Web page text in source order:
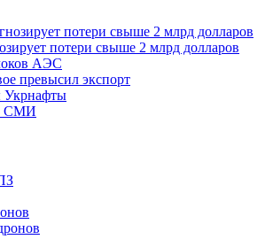
потери свыше 2 млрд долларов
АЭС
превысил экспорт
Укрнафты
- СМИ